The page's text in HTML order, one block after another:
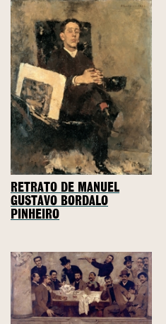
RETRATO DE MANUEL
GUSTAVO BORDALO
PINHEIRO